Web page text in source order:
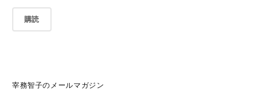
ル
ド
宰務智子のメールマガジン